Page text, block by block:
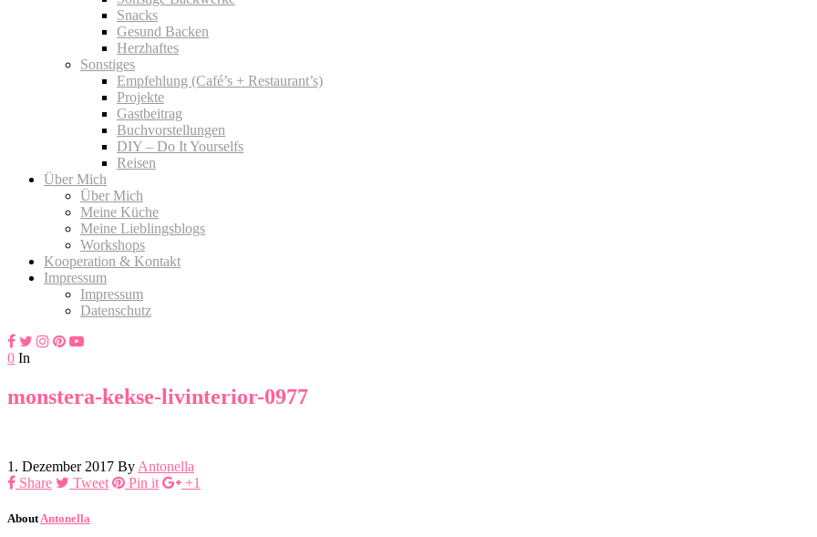
Snacks
Gesund Backen
Herzhaftes
Sonstiges
Empfehlung (Café’s + Restaurant’s)
Projekte
Gastbeitrag
Buchvorstellungen
DIY – Do It Yourselfs
Reisen
Über Mich
Über Mich
Meine Küche
Meine Lieblingsblogs
Workshops
Kooperation & Kontakt
Impressum
Impressum
Datenschutz
0 In
monstera-kekse-livinterior-0977
1. Dezember 2017 By Antonella
Share
Tweet Pin it +1
About Antonella